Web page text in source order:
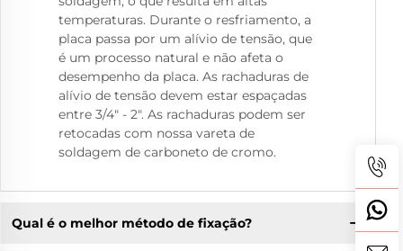
temperaturas. Durante o resfriamento, a
placa passa por um alívio de tensão, que
é um processo natural e não afeta o
desempenho da placa. As rachaduras de
alívio de tensão devem estar espaçadas
entre 3/4" - 2". As rachaduras podem ser
retocadas com nossa vareta de
soldagem de carboneto de cromo.
Qual é o melhor método de fixação?